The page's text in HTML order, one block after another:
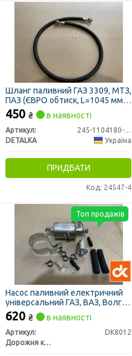
Шланг паливний ГАЗ 3309, МТЗ,
ПАЗ (ЄВРО обтиск, L=1045 мм,
дв. ММЗ 245 ЄВРО-2) НТ
(DETALKA)
450 ₴ в наявності
Артикул:
245-1104180-А1-06
DETALKA
Україна
ПРИДБАТИ
Код: 24547-4
Насос паливний електричний
універсальний ГАЗ, ВАЗ, Волга,
ЗАЗ (замість механічного) (ДК)
620 ₴ в наявності
Артикул:
DK8012
Дорожня карта
Топ продажів